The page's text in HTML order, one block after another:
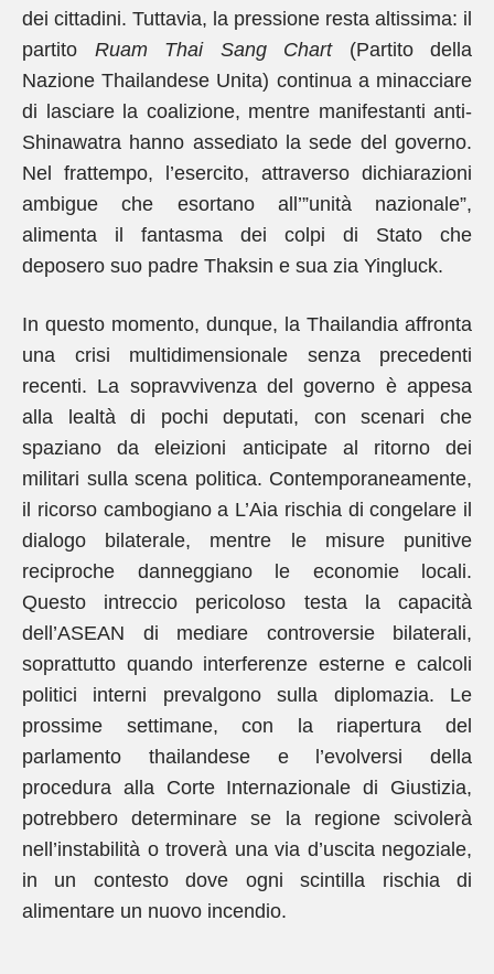
dei cittadini. Tuttavia, la pressione resta altissima: il
partito Ruam Thai Sang Chart(Partito della
Nazione Thailandese Unita) continua a minacciare
di lasciare la coalizione, mentre manifestanti anti-
Shinawatra hanno assediato la sede del governo.
Nel frattempo, l’esercito, attraverso dichiarazioni
ambigue che esortano all’”unità nazionale”,
alimenta il fantasma dei colpi di Stato che
deposero suo padre Thaksin e sua zia Yingluck.
In questo momento, dunque, la Thailandia affronta
una crisi multidimensionale senza precedenti
recenti. La sopravvivenza del governo è appesa
alla lealtà di pochi deputati, con scenari che
spaziano da eleizioni anticipate al ritorno dei
militari sulla scena politica. Contemporaneamente,
il ricorso cambogiano a L’Aia rischia di congelare il
dialogo bilaterale, mentre le misure punitive
reciproche danneggiano le economie locali.
Questo intreccio pericoloso testa la capacità
dell’ASEAN di mediare controversie bilaterali,
soprattutto quando interferenze esterne e calcoli
politici interni prevalgono sulla diplomazia. Le
prossime settimane, con la riapertura del
parlamento thailandese e l’evolversi della
procedura alla Corte Internazionale di Giustizia,
potrebbero determinare se la regione scivolerà
nell’instabilità o troverà una via d’uscita negoziale,
in un contesto dove ogni scintilla rischia di
alimentare un nuovo incendio.